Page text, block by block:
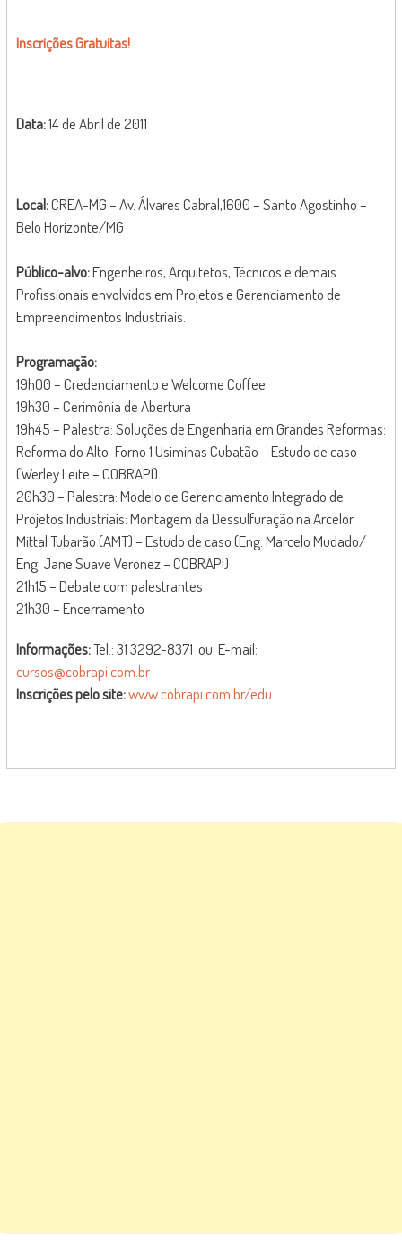
Inscrições Gratuitas!
Data:14 de Abril de 2011
Local:CREA-MG – Av. Álvares Cabral,1600 – Santo Agostinho –
Belo Horizonte/MG
Público-alvo:Engenheiros, Arquitetos, Técnicos e demais
Profissionais envolvidos em Projetos e Gerenciamento de
Empreendimentos Industriais.
Programação:
19h00 – Credenciamento e Welcome Coffee.
19h30 – Cerimônia de Abertura
19h45 – Palestra: Soluções de Engenharia em Grandes Reformas:
Reforma do Alto-Forno 1 Usiminas Cubatão – Estudo de caso
(Werley Leite – COBRAPI)
20h30 – Palestra: Modelo de Gerenciamento Integrado de
Projetos Industriais: Montagem da Dessulfuração na Arcelor
Mittal Tubarão (AMT) – Estudo de caso (Eng. Marcelo Mudado/
Eng. Jane Suave Veronez – COBRAPI)
21h15 – Debate com palestrantes
21h30 – Encerramento
Informações:Tel.: 31 3292-8371 ou E-mail:
cursos@cobrapi.com.br
Inscrições pelo site:www.cobrapi.com.br/edu